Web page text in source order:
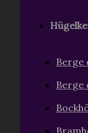
Berge
Berge